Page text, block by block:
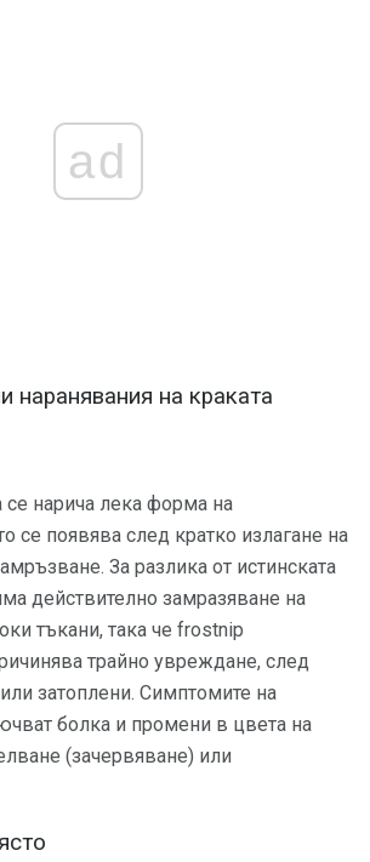
ad
наранявания на краката
се нарича лека форма на
се появява след кратко излагане на
За разлика от истинската
действително замразяване на
тъкани, така че frostnip
трайно увреждане, след
затоплени. Симптомите на
болка и промени в цвета на
(зачервяване) или